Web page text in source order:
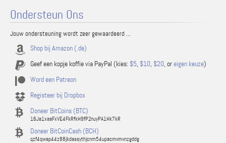
Ondersteun Ons
Jouw ondersteuning wordt zeer gewaardeerd ...
Shop bij Amazon (.de)
Geef een kopje koffie via PayPal (kies: $5, $10, $20, or eigen keuze)
Word een Patreon
Registeer bij Dropbox
Doneer BitCoins (BTC)
16Ja1xaaFxVE4FkRfkH9fP2nuyPA1Hk7kR
Doneer BitCoinCash (BCH)
qzf4qwap44z88jkdassythjcnm54upacmvmvnzgddg